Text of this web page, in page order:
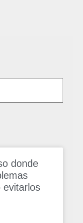
donde
evitarlos